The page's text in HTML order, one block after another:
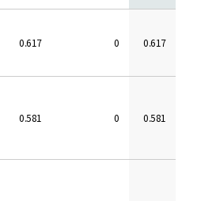
0.617 0 0.617
0.581 0 0.581